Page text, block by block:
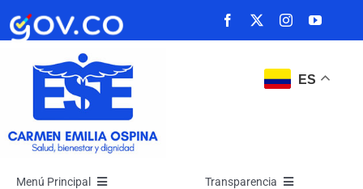
Saltar
ES
Menú Principal Transparencia